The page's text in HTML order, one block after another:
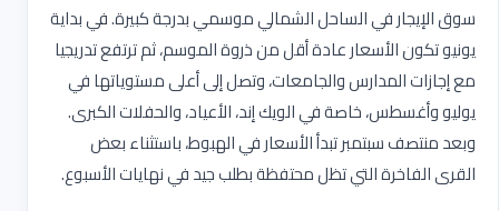
سوق الإيجار في الساحل الشمالي موسمي بدرجة كبيرة. في بداية
يونيو تكون الأسعار عادة أقل من ذروة الموسم، ثم ترتفع تدريجيا
مع إجازات المدارس والجامعات، وتصل إلى أعلى مستوياتها في
يوليو وأغسطس، خاصة في الويك إند، الأعياد، والحفلات الكبرى.
وبعد منتصف سبتمبر تبدأ الأسعار في الهبوط، باستثناء بعض
القرى الفاخرة التي تظل محتفظة بطلب جيد في نهايات الأسبوع.